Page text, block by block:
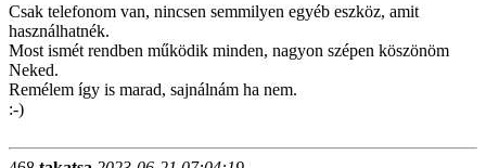
Csak telefonom van, nincsen semmilyen egyéb eszköz, amit
használhatnék.
Most ismét rendben működik minden, nagyon szépen köszönöm
Neked.
Remélem így is marad, sajnálnám ha nem.
:-)